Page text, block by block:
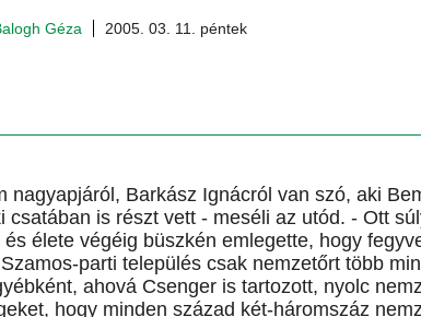
Géza 2005. 03. 11. péntek
nagyapjáról, Barkász Ignácról van szó, aki
csatában is részt vett - meséli az utód. - Ott
élete végéig büszkén emlegette, hogy
parti település csak nemzetőrt több
ahová Csenger is tartozott, nyolc
hogy minden század két-háromszáz